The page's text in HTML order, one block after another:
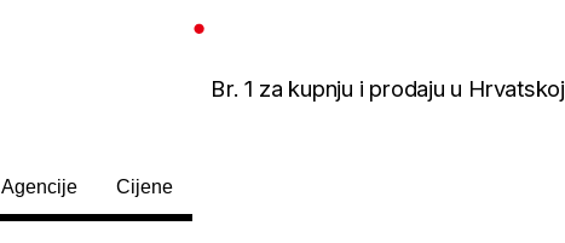
Br. 1 za kupnju i prodaju u Hrvatskoj
Agencije Cijene